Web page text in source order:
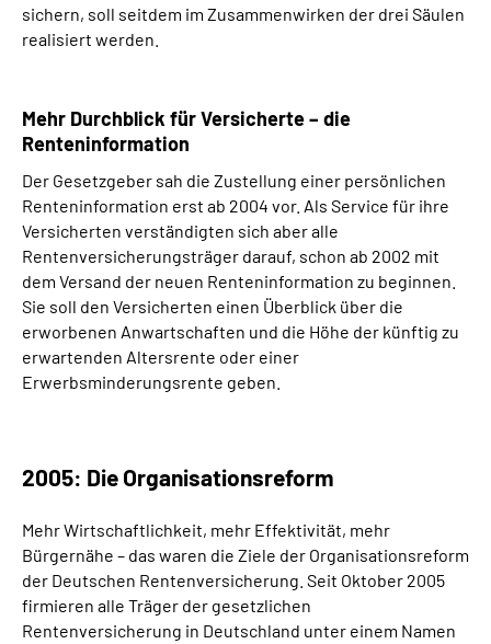
sichern, soll seitdem im Zusammenwirken der drei Säulen
realisiert werden.
Mehr Durchblick für Versicherte – die
Renteninformation
Der Gesetzgeber sah die Zustellung einer persönlichen
Renteninformation erst ab 2004 vor. Als Service für ihre
Versicherten verständigten sich aber alle
Rentenversicherungsträger darauf, schon ab 2002 mit
dem Versand der neuen Renteninformation zu beginnen.
Sie soll den Versicherten einen Überblick über die
erworbenen Anwartschaften und die Höhe der künftig zu
erwartenden Altersrente oder einer
Erwerbsminderungsrente geben.
2005: Die Organisationsreform
Mehr Wirtschaftlichkeit, mehr Effektivität, mehr
Bürgernähe – das waren die Ziele der Organisationsreform
der Deutschen Rentenversicherung. Seit Oktober 2005
firmieren alle Träger der gesetzlichen
Rentenversicherung in Deutschland unter einem Namen